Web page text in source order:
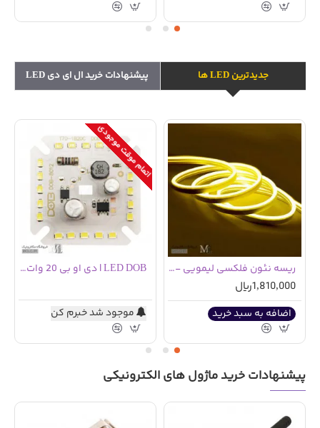
جدیدترین LED ها پیشنهادات خرید ال ای دی LED
ریسه نئون فلکسی لیمویی - 100 سانتی متری
1,810,000ریال
اضافه به سبد خرید
اتمام موقت موجودی
LED DOB | دی او بی 20 وات سفید مهتابی مربعی
موجود شد خبرم کن
پیشنهادات خرید ماژول های الکترونیکی